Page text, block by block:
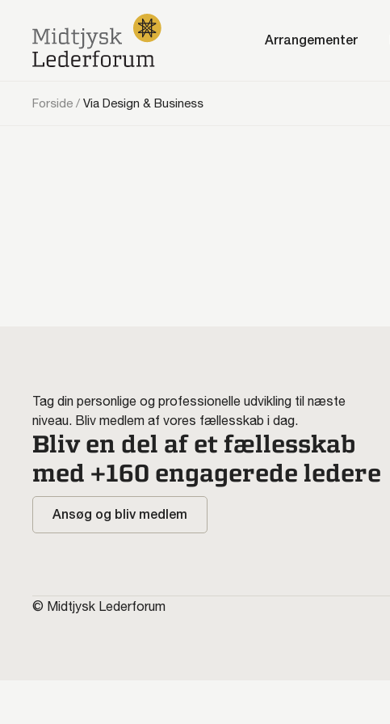
Arrangementer
Forside / Via Design & Business
Tag din personlige og professionelle udvikling til næste
niveau. Bliv medlem af vores fællesskab i dag.
Bliv en del af et fællesskab
med +160 engagerede ledere
Ansøg og bliv medlem
© Midtjysk Lederforum